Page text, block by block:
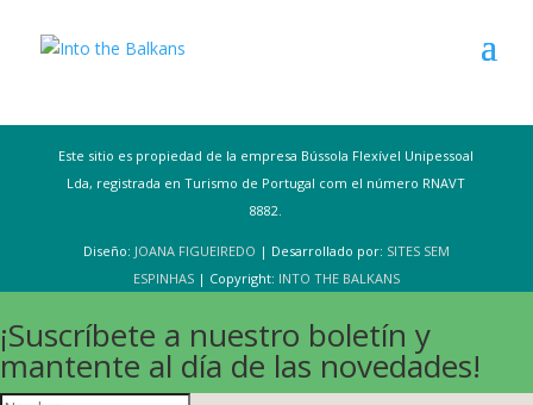
Este sitio es propiedad de la empresa Bússola Flexível Unipessoal
Lda, registrada en Turismo de Portugal com el número RNAVT
8882.
Diseño: JOANA FIGUEIREDO | Desarrollado por: SITES SEM
ESPINHAS| Copyright: INTO THE BALKANS
¡Suscríbete a nuestro boletín y
mantente al día de las novedades!